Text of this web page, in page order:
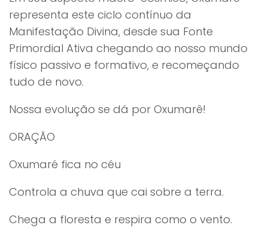
representa este ciclo contínuo da
Manifestação Divina, desde sua Fonte
Primordial Ativa chegando ao nosso mundo
físico passivo e formativo, e recomeçando
tudo de novo.
Nossa evolução se dá por Oxumarê!
ORAÇÃO
Oxumaré fica no céu
Controla a chuva que cai sobre a terra.
Chega a floresta e respira como o vento.